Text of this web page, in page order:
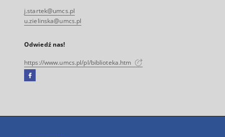
j.startek@umcs.pl
u.zielinska@umcs.pl
Odwiedź nas!
https://www.umcs.pl/pl/biblioteka.htm
Facebook
się